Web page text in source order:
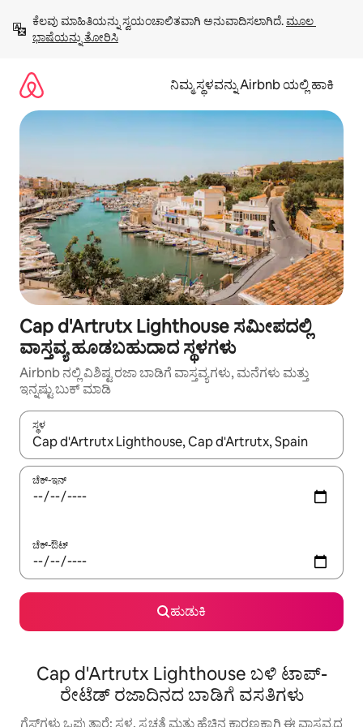
ಹೋಗಿ
ಕೆಲವು ಮಾಹಿತಿಯನ್ನು ಸ್ವಯಂಚಾಲಿತವಾಗಿ ಅನುವಾದಿಸಲಾಗಿದೆ. ಮೂಲ
ಭಾಷೆಯನ್ನು ತೋರಿಸಿ
ನಿಮ್ಮ ಸ್ಥಳವನ್ನು Airbnb ಯಲ್ಲಿ ಹಾಕಿ
Cap d'Artrutx Lighthouse ಸಮೀಪದಲ್ಲಿ
ವಾಸ್ತವ್ಯ ಹೂಡಬಹುದಾದ ಸ್ಥಳಗಳು
Airbnb ನಲ್ಲಿ ವಿಶಿಷ್ಟ ರಜಾ ಬಾಡಿಗೆ ವಾಸ್ತವ್ಯಗಳು, ಮನೆಗಳು ಮತ್ತು
ಇನ್ನಷ್ಟು ಬುಕ್ ಮಾಡಿ
ಸ್ಥಳ
ಫಲಿತಾಂಶಗಳು ಲಭ್ಯವಿರುವಾಗ, ಅಪ್ ಮತ್ತು ಡೌನ್ ಬಾಣದ ಕೀಲಿಗಳೊಂದಿಗೆ
ಚೆಕ್-ಇನ್
ಚೆಕ್-ಔಟ್
ಹುಡುಕಿ
Cap d'Artrutx Lighthouse ಬಳಿ ಟಾಪ್-
ರೇಟೆಡ್ ರಜಾದಿನದ ಬಾಡಿಗೆ ವಸತಿಗಳು
ಗೆಸ್ಟ್‌ಗಳು ಒಪ್ಪುತ್ತಾರೆ: ಸ್ಥಳ, ಸ್ವಚ್ಛತೆ ಮತ್ತು ಹೆಚ್ಚಿನ ಕಾರಣಕ್ಕಾಗಿ ಈ ವಾಸ್ತವ್ಯದ